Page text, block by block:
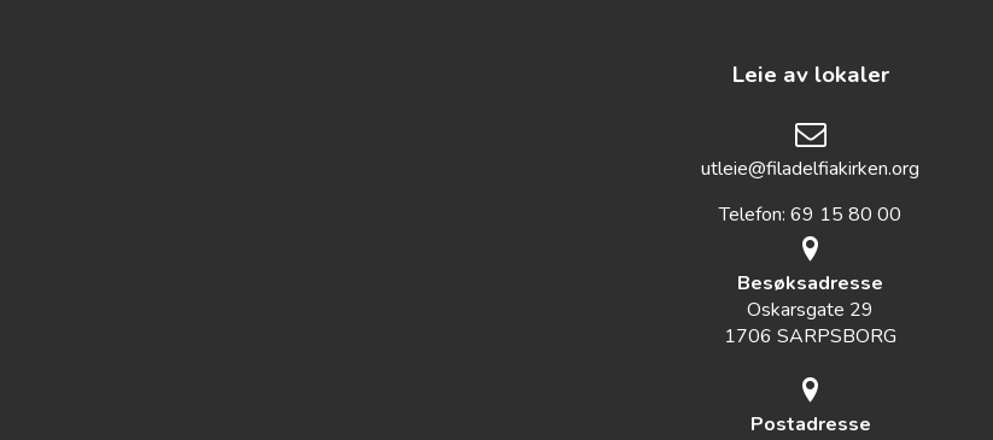
Leie av lokaler
utleie@filadelfiakirken.org
Telefon: 69 15 80 00
Besøksadresse
Oskarsgate 29
1706 SARPSBORG
Postadresse